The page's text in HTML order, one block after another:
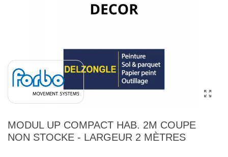
MODUL UP COMPACT HAB. 2M COUPE
NON STOCKE - LARGEUR 2 MÈTRES